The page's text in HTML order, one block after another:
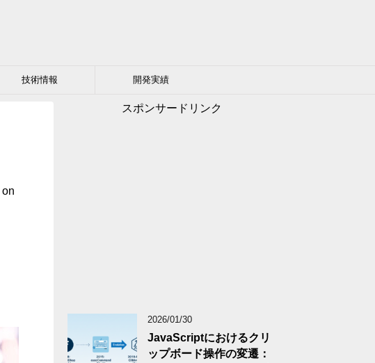
技術情報 開発実績
on
スポンサードリンク
2026/01/30
JavaScriptにおけるクリ
ップボード操作の変遷：